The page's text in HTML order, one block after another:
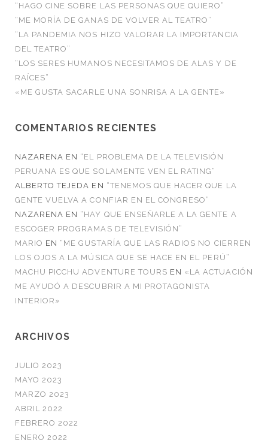
“HAGO CINE SOBRE LAS PERSONAS QUE QUIERO”
“ME MORÍA DE GANAS DE VOLVER AL TEATRO”
“LA PANDEMIA NOS HIZO VALORAR LA IMPORTANCIA
DEL TEATRO”
“LOS SERES HUMANOS NECESITAMOS DE ALAS Y DE
RAÍCES”
«ME GUSTA SACARLE UNA SONRISA A LA GENTE»
COMENTARIOS RECIENTES
NAZARENA EN “EL PROBLEMA DE LA TELEVISIÓN
PERUANA ES QUE SOLAMENTE VEN EL RATING”
ALBERTO TEJEDA EN “TENEMOS QUE HACER QUE LA
GENTE VUELVA A CONFIAR EN EL CONGRESO”
NAZARENA EN “HAY QUE ENSEÑARLE A LA GENTE A
ESCOGER PROGRAMAS DE TELEVISIÓN”
MARIO EN “ME GUSTARÍA QUE LAS RADIOS NO CIERREN
LOS OJOS A LA MÚSICA QUE SE HACE EN EL PERÚ”
MACHU PICCHU ADVENTURE TOURS EN «LA ACTUACIÓN
ME AYUDÓ A DESCUBRIR A MI PROTAGONISTA
INTERIOR»
ARCHIVOS
JULIO 2023
MAYO 2023
MARZO 2023
ABRIL 2022
FEBRERO 2022
ENERO 2022